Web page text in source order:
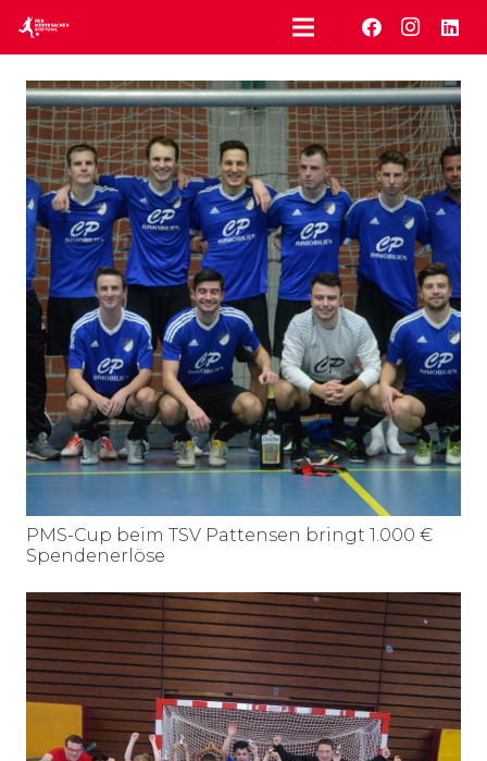
PMS-Cup beim TSV Pattensen bringt 1.000 €
Spendenerlöse